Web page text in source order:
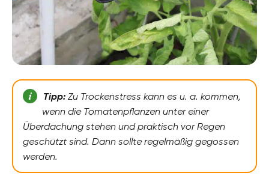
Tipp:Zu Trockenstress kann es u. a. kommen,
wenn die Tomatenpflanzen unter einer
Überdachung stehen und praktisch vor Regen
geschützt sind. Dann sollte regelmäßig gegossen
werden.